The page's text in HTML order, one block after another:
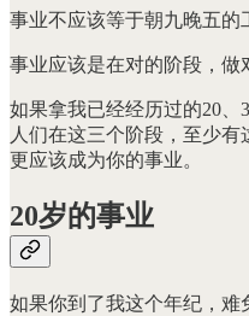
事业不应该等于朝九晚五的
事业应该是在对的阶段，做
如果拿我已经经历过的20、
人们在这三个阶段，至少有
更应该成为你的事业。
20岁的事业
如果你到了我这个年纪，难